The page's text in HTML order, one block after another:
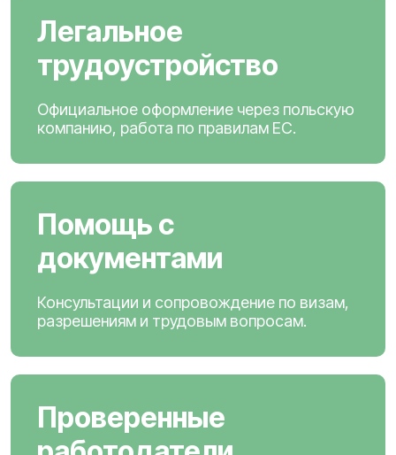
Легальное
трудоустройство
Официальное оформление через польскую
компанию, работа по правилам ЕС.
Помощь с
документами
Консультации и сопровождение по визам,
разрешениям и трудовым вопросам.
Проверенные